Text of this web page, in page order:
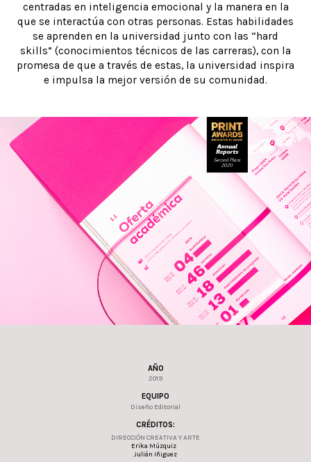
centradas en inteligencia emocional y la manera en la
que se interactúa con otras personas. Estas habilidades
se aprenden en la universidad junto con las “hard
skills” (conocimientos técnicos de las carreras), con la
promesa de que a través de estas, la universidad inspira
e impulsa la mejor versión de su comunidad.
AÑO
2019
EQUIPO
Diseño Editorial
CRÉDITOS:
DIRECCIÓN CREATIVA Y ARTE
Erika Múzquiz
Julián Iñiguez